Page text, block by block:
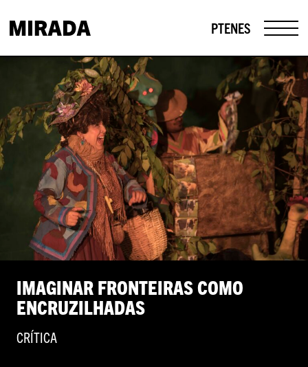
PTENES
IMAGINAR FRONTEIRAS COMO
ENCRUZILHADAS
CRÍTICA